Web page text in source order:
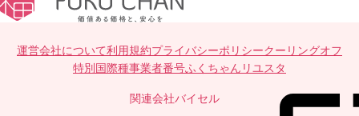
運営会社について利用規約プライバシーポリシークーリングオフ
特別国際種事業者番号ふくちゃんリユスタ
関連会社バイセル